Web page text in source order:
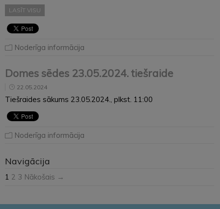
LASĪT VISU
Noderīga informācija
Domes sēdes 23.05.2024. tiešraide
22.05.2024
Tiešraides sākums 23.05.2024., plkst. 11:00
Noderīga informācija
Navigācija
1 2 3 Nākošais →